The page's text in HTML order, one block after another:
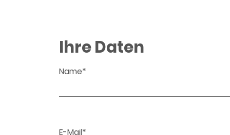
Ihre Daten
Name*
E-Mail*